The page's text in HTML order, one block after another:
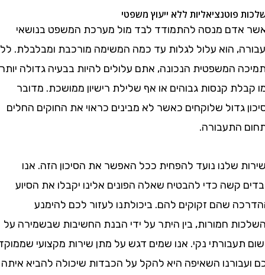
ללא ייעוץ משפטי
מנסה להתמודד לבד מול מערכת המשפט בנושאי
הוא עלול לגלות עד כמה המשימה מורכבת ומבלבלת. ללא
המשפטית הנכונה, אתם עלולים להיות בבעיה גדולה יותר,
קנסות גבוהים או אף שלילת רישיון ממושכת. מדובר
גדול שלוקחים כאשר לא מבינים כראוי את החוקים החלים
שלנו נועד להפחית ככל האפשר את הסיכון הזה. אנו
קשה כדי להבטיח שאלה הפונים אלינו יקבלו את הסיוע
שהם זקוקים להם. ביכולתנו לעזור לכם להימנע
חמורות, בין היתר על ידי הבנת החשיבות שבשמירה על
נקי. אנו שמים דגש על מתן שירות מקצועי שממוקד
השאיפה היא להקל על הכבדות שיכולה להביא איתה